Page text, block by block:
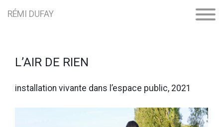
RÉMI DUFAY
L’AIR DE RIEN
installation vivante dans l’espace public, 2021